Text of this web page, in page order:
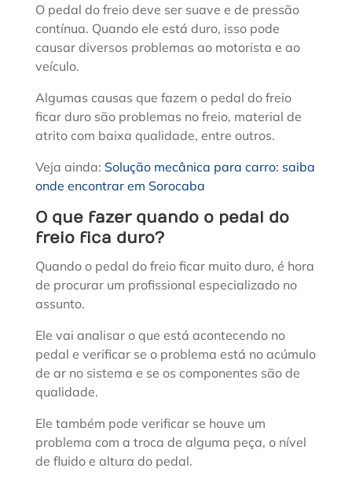
O pedal do freio deve ser suave e de pressão
contínua. Quando ele está duro, isso pode
causar diversos problemas ao motorista e ao
veículo.
Algumas causas que fazem o pedal do freio
ficar duro são problemas no freio, material de
atrito com baixa qualidade, entre outros.
Veja ainda: Solução mecânica para carro: saiba
onde encontrar em Sorocaba
O que fazer quando o pedal do
freio fica duro?
Quando o pedal do freio ficar muito duro, é hora
de procurar um profissional especializado no
assunto.
Ele vai analisar o que está acontecendo no
pedal e verificar se o problema está no acúmulo
de ar no sistema e se os componentes são de
qualidade.
Ele também pode verificar se houve um
problema com a troca de alguma peça, o nível
de fluido e altura do pedal.